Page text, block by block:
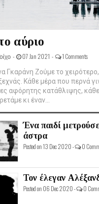
αύριο
- 07 Jan 2021 - 1 Comments
Γκαράνη Ζούμε το
Κάθε μέρα που περνά
αφόρητης κατάθλιψης,
κι έναν...
Ένα παιδί
άστρα
Posted on 13 Dec 2020 - 0
Τον έλεγαν
Posted on 06 Dec 2020 - 0